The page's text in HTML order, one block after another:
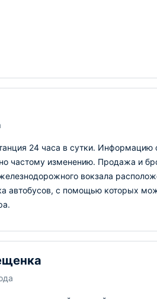
24 часа в сутки. Информацию
частому изменению. Продажа и
вокзала
автобусов, с помощью которых